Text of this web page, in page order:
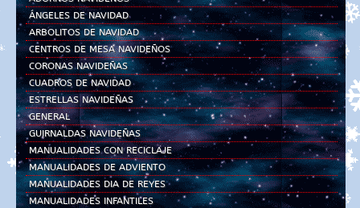
ÁNGELES DE NAVIDAD
ARBOLITOS DE NAVIDAD
CENTROS DE MESA NAVIDEÑOS
CORONAS NAVIDEÑAS
CUADROS DE NAVIDAD
ESTRELLAS NAVIDEÑAS
GENERAL
GUIRNALDAS NAVIDEÑAS
MANUALIDADES CON RECICLAJE
MANUALIDADES DE ADVIENTO
MANUALIDADES DIA DE REYES
MANUALIDADES INFANTILES